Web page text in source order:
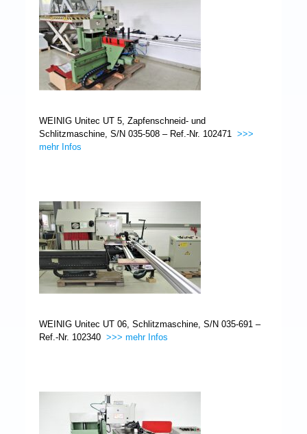
WEINIG Unitec UT 5, Zapfenschneid- und
Schlitzmaschine, S/N 035-508 – Ref.-Nr. 102471 >>>
mehr Infos
WEINIG Unitec UT 06, Schlitzmaschine, S/N 035-691 –
Ref.-Nr. 102340 >>> mehr Infos